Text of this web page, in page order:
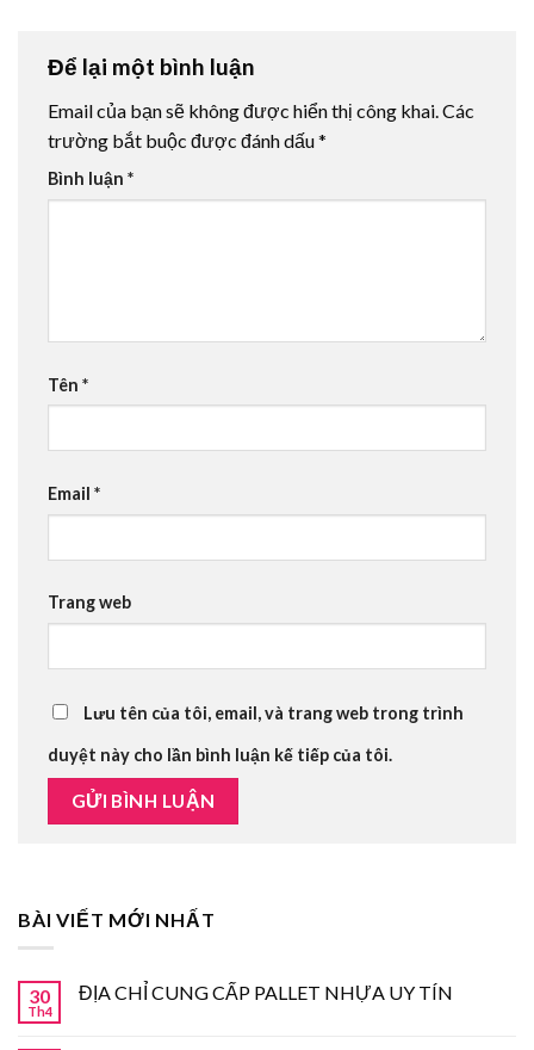
Để lại một bình luận
Email của bạn sẽ không được hiển thị công khai.Các
trường bắt buộc được đánh dấu*
Bình luận *
Tên *
Email *
Trang web
Lưu tên của tôi, email, và trang web trong trình
duyệt này cho lần bình luận kế tiếp của tôi.
BÀI VIẾT MỚI NHẤT
30
Th4
ĐỊA CHỈ CUNG CẤP PALLET NHỰA UY TÍN